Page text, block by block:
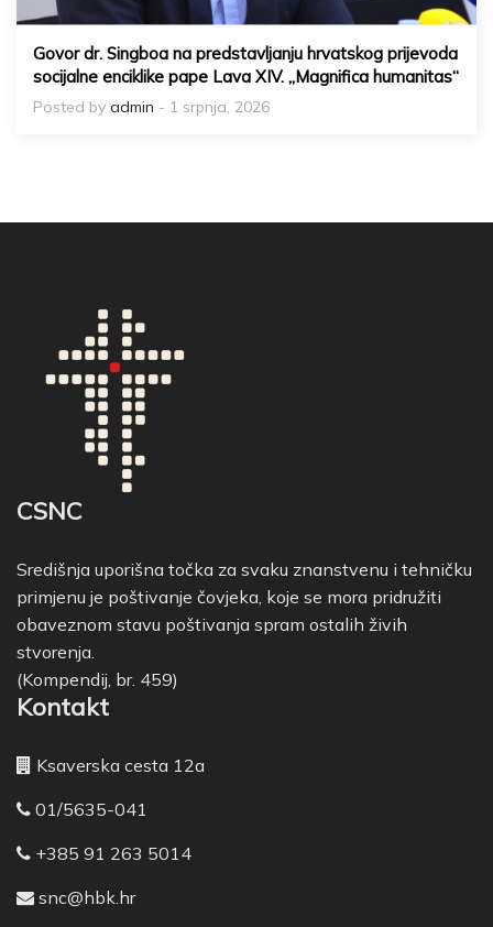
Govor dr. Singboa na predstavljanju hrvatskog prijevoda
socijalne enciklike pape Lava XIV. „Magnifica humanitas“
Posted by admin - 1 srpnja, 2026
CSNC
Središnja uporišna točka za svaku znanstvenu i tehničku
primjenu je poštivanje čovjeka, koje se mora pridružiti
obaveznom stavu poštivanja spram ostalih živih
stvorenja.
(Kompendij, br. 459)
Kontakt
Ksaverska cesta 12a
01/5635-041
+385 91 263 5014
snc@hbk.hr